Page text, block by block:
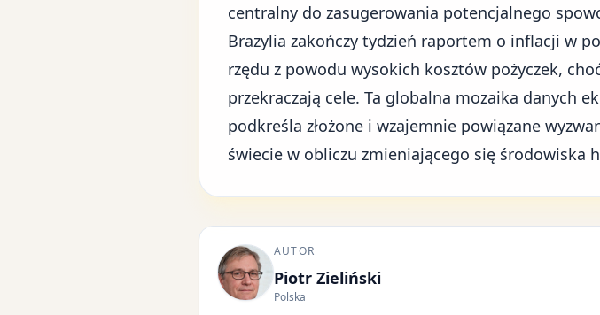
centralny do zasugerowania potencjalnego
Brazylia zakończy tydzień raportem o inflacji w
rzędu z powodu wysokich kosztów pożyczek,
przekraczają cele. Ta globalna mozaika danych
podkreśla złożone i wzajemnie powiązane
świecie w obliczu zmieniającego się środowiska
AUTOR
Piotr Zieliński
Polska